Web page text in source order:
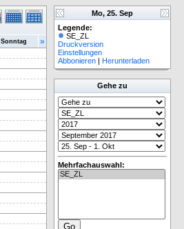
Sonntag »
Mo, 25. Sep
Legende:
SE_ZL
Druckversion
Einstellungen
Abbonieren | Herunterladen
Gehe zu
Mehrfachauswahl: